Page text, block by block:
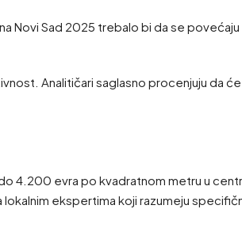
Novi Sad 2025 trebalo bi da se
Analitičari saglasno procenjuju da će
4.200 evra po kvadratnom metru u
ekspertima koji razumeju